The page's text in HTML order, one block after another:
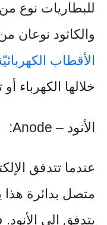
للبطاريات نوع
والكاثود نوعان
الأقطاب
خلالها الكهرباء
الأنود – Anode:
عندما تتدفق
متصل بدائرة هذا
يتدفق إلى